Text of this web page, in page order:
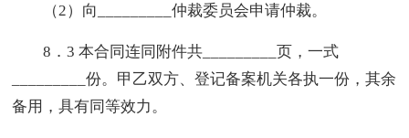
（2）向_________仲裁委员会申请仲裁。
8．3 本合同连同附件共_________页，一式
_________份。甲乙双方、登记备案机关各执一份，其余
备用，具有同等效力。